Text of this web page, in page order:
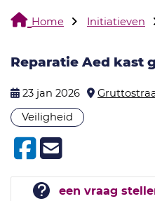
Home Initiatieven
Reparatie Aed kast
23 jan 2026
Veiligheid
een vraag